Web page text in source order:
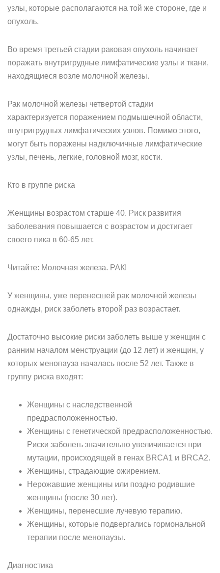
узлы, которые располагаются на той же стороне, где и
опухоль.
Во время третьей стадии раковая опухоль начинает
поражать внутригрудные лимфатические узлы и ткани,
находящиеся возле молочной железы.
Рак молочной железы четвертой стадии
характеризуется поражением подмышечной области,
внутригрудных лимфатических узлов. Помимо этого,
могут быть поражены надключичные лимфатические
узлы, печень, легкие, головной мозг, кости.
Кто в группе риска
Женщины возрастом старше 40. Риск развития
заболевания повышается с возрастом и достигает
своего пика в 60-65 лет.
Читайте: Молочная железа. РАК!
У женщины, уже перенесшей рак молочной железы
однажды, риск заболеть второй раз возрастает.
Достаточно высокие риски заболеть выше у женщин с
ранним началом менструации (до 12 лет) и женщин, у
которых менопауза началась после 52 лет. Также в
группу риска входят:
Женщины с наследственной
предрасположенностью.
Женщины с генетической предрасположенностью.
Риски заболеть значительно увеличивается при
мутации, происходящей в генах BRCA1 и BRCA2.
Женщины, страдающие ожирением.
Нерожавшие женщины или поздно родившие
женщины (после 30 лет).
Женщины, перенесшие лучевую терапию.
Женщины, которые подвергались гормональной
терапии после менопаузы.
Диагностика